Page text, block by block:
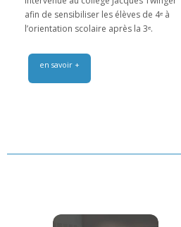
afin de sensibiliser les élèves de 4ᵉ à
l’orientation scolaire après la 3ᵉ.
en savoir +